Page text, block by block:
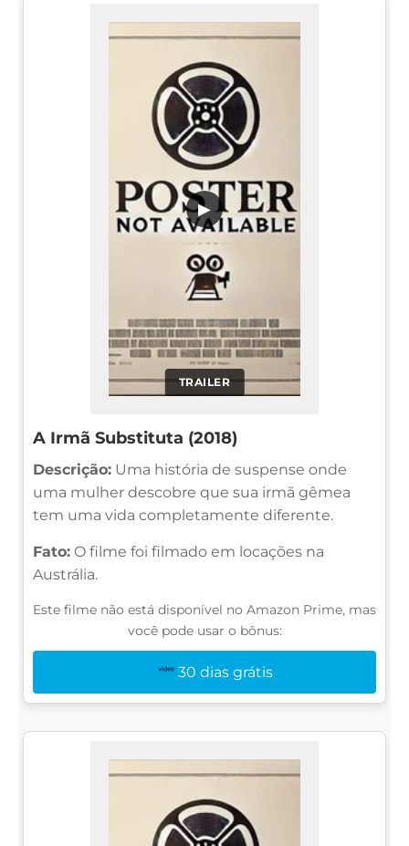
TRAILER
▶
A Irmã Substituta (2018)
Descrição: Uma história de suspense onde
uma mulher descobre que sua irmã gêmea
tem uma vida completamente diferente.
Fato: O filme foi filmado em locações na
Austrália.
Este filme não está disponível no Amazon Prime, mas
você pode usar o bônus:
30 dias grátis